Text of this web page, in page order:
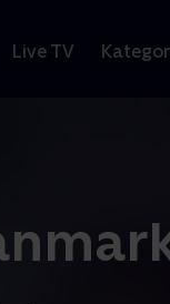
Live TV